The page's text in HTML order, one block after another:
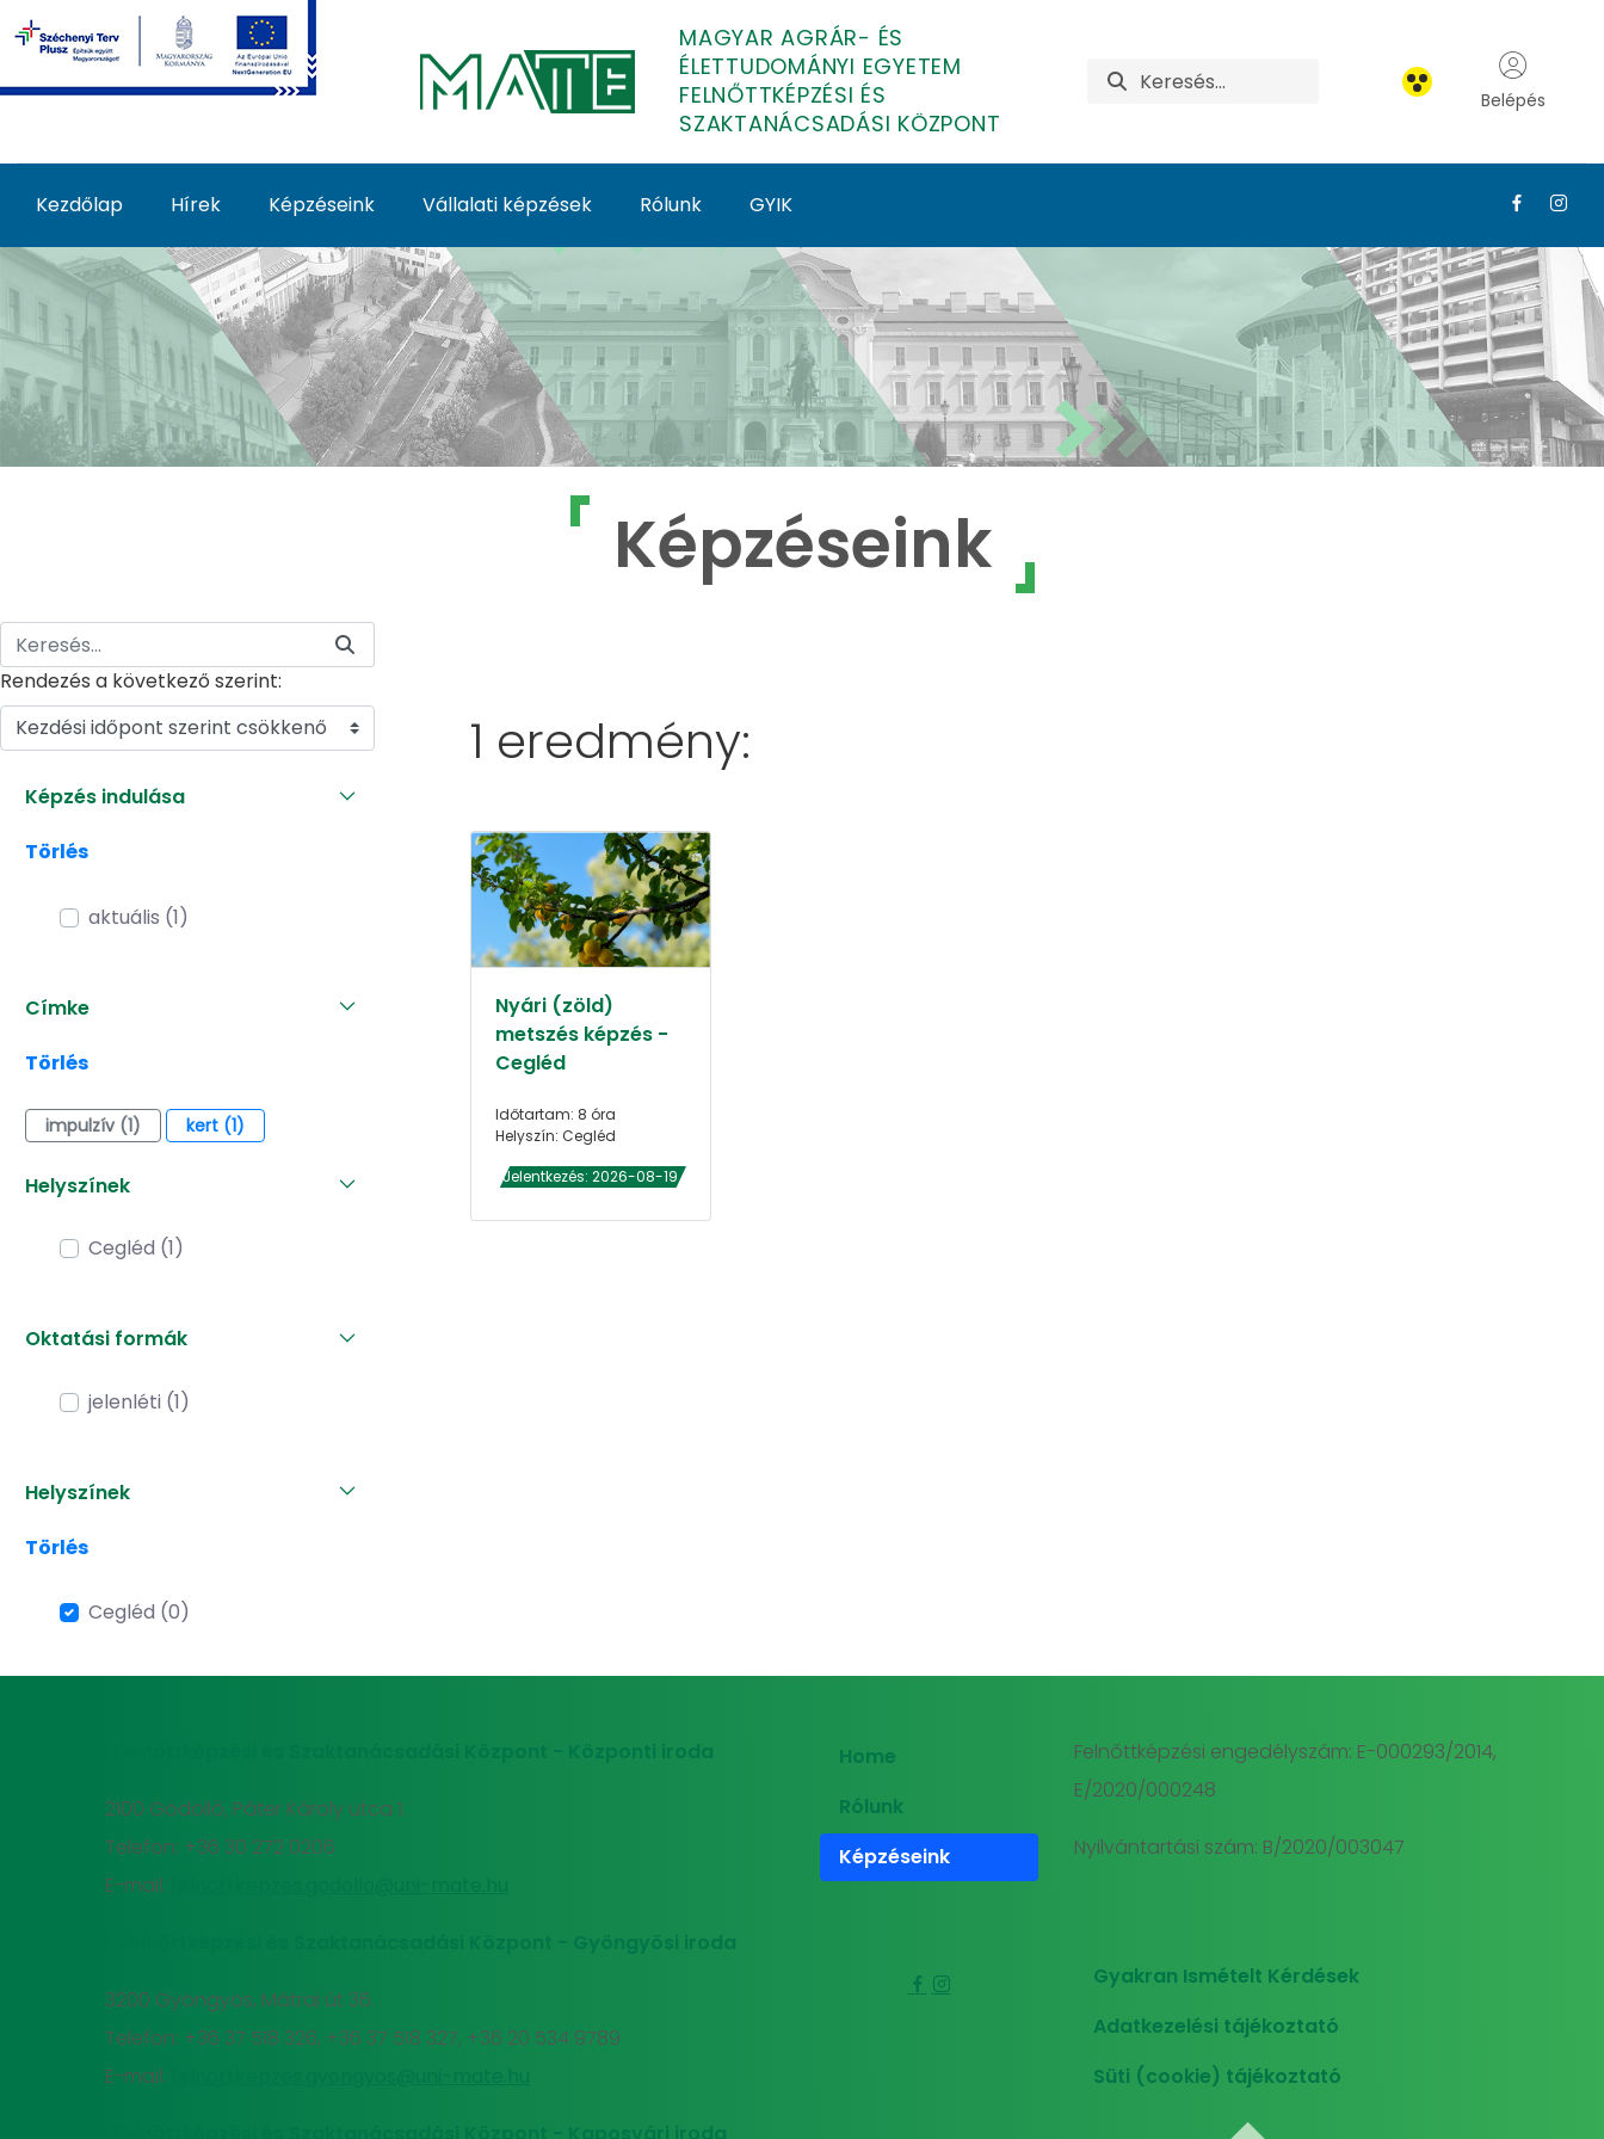
Ugrás a fő tartalomhoz
MAGYAR AGRÁR- ÉS
ÉLETTUDOMÁNYI EGYETEM
FELNŐTTKÉPZÉSI ÉS
SZAKTANÁCSADÁSI KÖZPONT
Belépés
Kezdőlap Hírek Képzéseink Vállalati képzések Rólunk GYIK
Képzéseink - MATE Felnőttképzés
Képzéseink
Rendezés a következő szerint:
Kezdési időpont szerint csökkenő
Képzés indulása
Törlés
aktuális (1)
Címke
Törlés
impulzív (1) kert (1)
Helyszínek
Cegléd (1)
Oktatási formák
jelenléti (1)
Helyszínek
Törlés
Cegléd (0)
1 eredmény:
Nyári (zöld)
metszés képzés -
Cegléd
Időtartam: 8 óra
Helyszín: Cegléd
Jelentkezés: 2026-08-19
2100 Gödöllő, Páter Károly utca 1.
Telefon: +36 30 272 0206
E-mail:
MATE Felnőttképzési és Szaktanácsadási Központ - Gyöngyösi iroda
3200 Gyöngyös, Mátrai út 36.
Telefon: +36 37 518 326, +36 37 518 327, +36 20 534 9789
E-mail:
Home
Rólunk
Képzéseink
Felnőttképzési engedélyszám: E-000293/2014,
E/2020/000248
Nyilvántartási szám: B/2020/003047
Gyakran Ismételt Kérdések
Adatkezelési tájékoztató
Süti (cookie) tájékoztató